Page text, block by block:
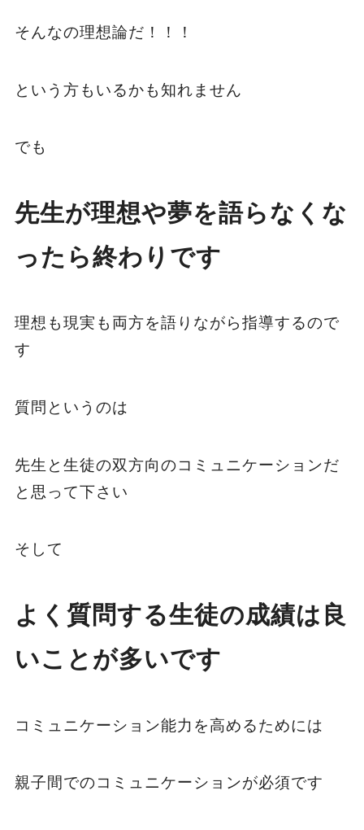
そんなの理想論だ！！！
という方もいるかも知れません
でも
先生が理想や夢を語らなくな
ったら終わりです
理想も現実も両方を語りながら指導するので
す
質問というのは
先生と生徒の双方向のコミュニケーションだ
と思って下さい
そして
よく質問する生徒の成績は良
いことが多いです
コミュニケーション能力を高めるためには
親子間でのコミュニケーションが必須です